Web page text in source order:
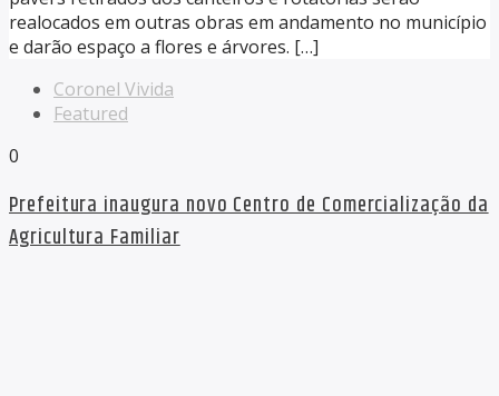
realocados em outras obras em andamento no município
e darão espaço a flores e árvores. […]
Coronel Vivida
Featured
0
Prefeitura inaugura novo Centro de Comercialização da
Agricultura Familiar